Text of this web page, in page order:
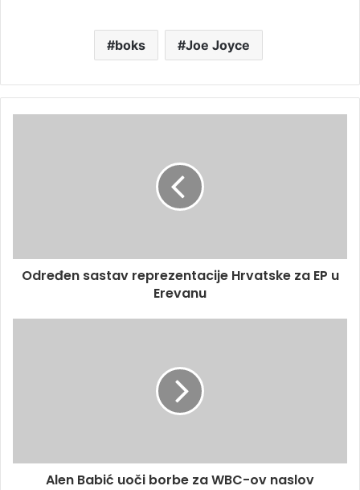
boks Joe Joyce
Određen sastav reprezentacije Hrvatske za EP u
Erevanu
Alen Babić uoči borbe za WBC-ov naslov